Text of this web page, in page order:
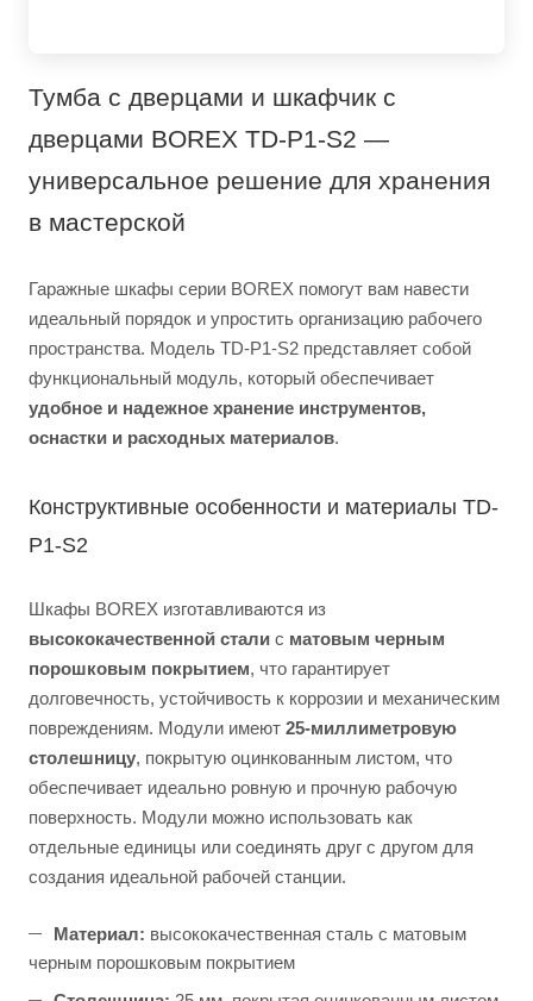
Тумба с дверцами и шкафчик с
дверцами BOREX TD-P1-S2 —
универсальное решение для хранения
в мастерской
Гаражные шкафы серии BOREX помогут вам навести
идеальный порядок и упростить организацию рабочего
пространства. Модель TD-P1-S2 представляет собой
функциональный модуль, который обеспечивает
удобное и надежное хранение инструментов,
оснастки и расходных материалов.
Конструктивные особенности и материалы TD-
P1-S2
Шкафы BOREX изготавливаются из
высококачественной стали с матовым черным
порошковым покрытием, что гарантирует
долговечность, устойчивость к коррозии и механическим
повреждениям. Модули имеют 25-миллиметровую
столешницу, покрытую оцинкованным листом, что
обеспечивает идеально ровную и прочную рабочую
поверхность. Модули можно использовать как
отдельные единицы или соединять друг с другом для
создания идеальной рабочей станции.
Материал: высококачественная сталь с матовым
черным порошковым покрытием